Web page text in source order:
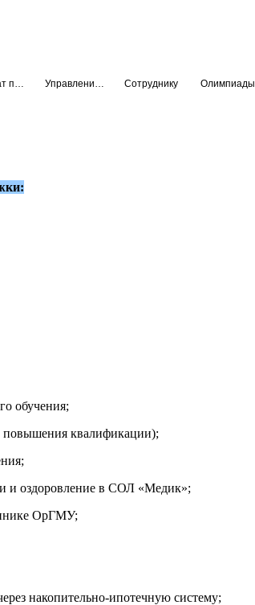
Сотруднику Олимпиады
обучения;
квалификации);
и оздоровление в СОЛ «Медик»;
ОрГМУ;
накопительно-ипотечную систему;